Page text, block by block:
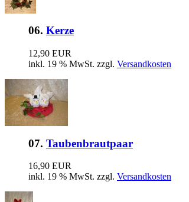
06. Kerze
12,90 EUR
inkl. 19 % MwSt. zzgl. Versandkosten
07. Taubenbrautpaar
16,90 EUR
inkl. 19 % MwSt. zzgl. Versandkosten